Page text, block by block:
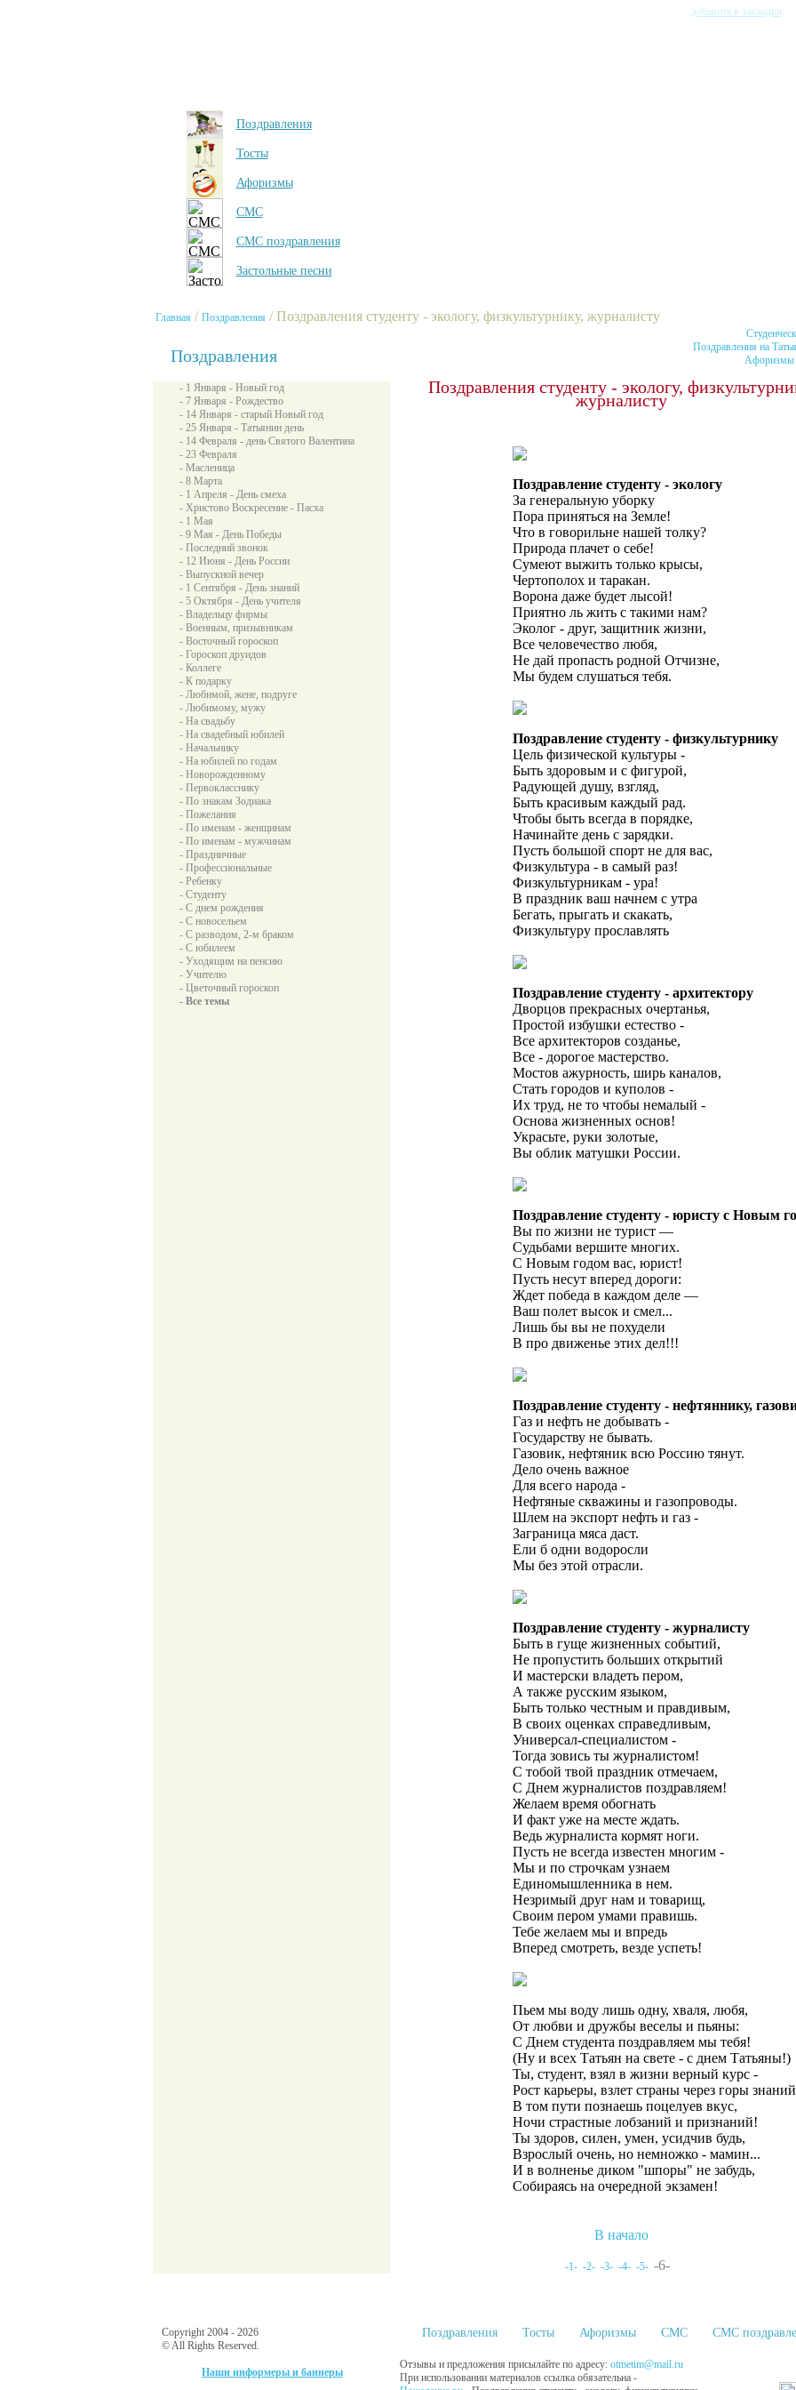
добавить в закладки
Поздравления
Тосты
Афоризмы
СМС
СМС поздравления
Застольные песни
Главная / Поздравления / Поздравления студенту - экологу, физкультурнику, журналисту
Поздравления
- 1 Января - Новый год
- 7 Января - Рождество
- 14 Января - старый Новый год
- 25 Января - Татьянин день
- 14 Февраля - день Святого Валентина
- 23 Февраля
- Масленица
- 8 Марта
- 1 Апреля - День смеха
- Христово Воскресение - Пасха
- 1 Мая
- 9 Мая - День Победы
- Последний звонок
- 12 Июня - День России
- Выпускной вечер
- 1 Сентября - День знаний
- 5 Октября - День учителя
- Владельцу фирмы
- Военным, призывникам
- Восточный гороскоп
- Гороскоп друидов
- Коллеге
- К подарку
- Любимой, жене, подруге
- Любимому, мужу
- На свадьбу
- На свадебный юбилей
- Начальнику
- На юбилей по годам
- Новорожденному
- Первокласснику
- По знакам Зодиака
- Пожелания
- По именам - женщинам
- По именам - мужчинам
- Праздничные
- Профессиональные
- Ребенку
- Студенту
- С днем рождения
- С новосельем
- С разводом, 2-м браком
- С юбилеем
- Уходящим на пенсию
- Учителю
- Цветочный гороскоп
- Все темы
Поздравления на
Афоризмы
Поздравления студенту - экологу,
журналисту
Поздравление студенту - экологу
За генеральную уборку
Пора приняться на Земле!
Что в говорильне нашей толку?
Природа плачет о себе!
Сумеют выжить только крысы,
Чертополох и таракан.
Ворона даже будет лысой!
Приятно ль жить с такими нам?
Эколог - друг, защитник жизни,
Все человечество любя,
Не дай пропасть родной Отчизне,
Мы будем слушаться тебя.
Поздравление студенту - физкультурнику
Цель физической культуры -
Быть здоровым и с фигурой,
Радующей душу, взгляд,
Быть красивым каждый рад.
Чтобы быть всегда в порядке,
Начинайте день с зарядки.
Пусть большой спорт не для вас,
Физкультура - в самый раз!
Физкультурникам - ура!
В праздник ваш начнем с утра
Бегать, прыгать и скакать,
Физкультуру прославлять
Поздравление студенту - архитектору
Дворцов прекрасных очертанья,
Простой избушки естество -
Все архитекторов созданье,
Все - дорогое мастерство.
Мостов ажурность, ширь каналов,
Стать городов и куполов -
Их труд, не то чтобы немалый -
Основа жизненных основ!
Украсьте, руки золотые,
Вы облик матушки России.
Поздравление студенту - юристу с Новым
Вы по жизни не турист —
Судьбами вершите многих.
С Новым годом вас, юрист!
Пусть несут вперед дороги:
Ждет победа в каждом деле —
Ваш полет высок и смел...
Лишь бы вы не похудели
В про движенье этих дел!!!
Поздравление студенту - нефтяннику,
Газ и нефть не добывать -
Государству не бывать.
Газовик, нефтяник всю Россию тянут.
Дело очень важное
Для всего народа -
Нефтяные скважины и газопроводы.
Шлем на экспорт нефть и газ -
Заграница мяса даст.
Ели б одни водоросли
Мы без этой отрасли.
Поздравление студенту - журналисту
Быть в гуще жизненных событий,
Не пропустить больших открытий
И мастерски владеть пером,
А также русским языком,
Быть только честным и правдивым,
В своих оценках справедливым,
Универсал-специалистом -
Тогда зовись ты журналистом!
С тобой твой праздник отмечаем,
С Днем журналистов поздравляем!
Желаем время обогнать
И факт уже на месте ждать.
Ведь журналиста кормят ноги.
Пусть не всегда известен многим -
Мы и по строчкам узнаем
Единомышленника в нем.
Незримый друг нам и товарищ,
Своим пером умами правишь.
Тебе желаем мы и впредь
Вперед смотреть, везде успеть!
Пьем мы воду лишь одну, хваля, любя,
От любви и дружбы веселы и пьяны:
С Днем студента поздравляем мы тебя!
(Ну и всех Татьян на свете - с днем Татьяны!)
Ты, студент, взял в жизни верный курс -
Рост карьеры, взлет страны через горы
В том пути познаешь поцелуев вкус,
Ночи страстные лобзаний и признаний!
Ты здоров, силен, умен, усидчив будь,
Взрослый очень, но немножко - мамин...
И в волненье диком "шпоры" не забудь,
Собираясь на очередной экзамен!
В начало
-1- -2- -3- -4- -5- -6-
Copyright 2004 - 2026
© All Rights Reserved.
Наши информеры и баннеры
Поздравления Тосты Афоризмы СМС СМС
Отзывы и предложения присылайте по адресу: otmetim@mail.ru
При использовании материалов ссылка обязательна -